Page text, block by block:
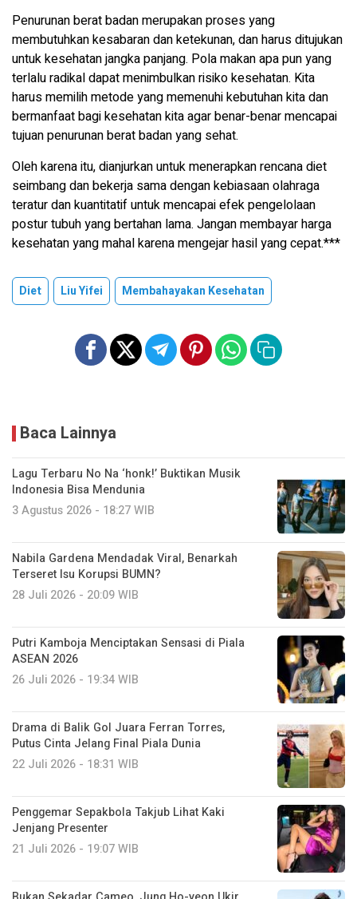
Penurunan berat badan merupakan proses yang
membutuhkan kesabaran dan ketekunan, dan harus ditujukan
untuk kesehatan jangka panjang. Pola makan apa pun yang
terlalu radikal dapat menimbulkan risiko kesehatan. Kita
harus memilih metode yang memenuhi kebutuhan kita dan
bermanfaat bagi kesehatan kita agar benar-benar mencapai
tujuan penurunan berat badan yang sehat.
Oleh karena itu, dianjurkan untuk menerapkan rencana diet
seimbang dan bekerja sama dengan kebiasaan olahraga
teratur dan kuantitatif untuk mencapai efek pengelolaan
postur tubuh yang bertahan lama. Jangan membayar harga
kesehatan yang mahal karena mengejar hasil yang cepat.***
Diet Liu Yifei Membahayakan Kesehatan
Baca Lainnya
Lagu Terbaru No Na ‘honk!’ Buktikan Musik
Indonesia Bisa Mendunia
3 Agustus 2026 - 18:27 WIB
Nabila Gardena Mendadak Viral, Benarkah
Terseret Isu Korupsi BUMN?
28 Juli 2026 - 20:09 WIB
Putri Kamboja Menciptakan Sensasi di Piala
ASEAN 2026
26 Juli 2026 - 19:34 WIB
Drama di Balik Gol Juara Ferran Torres,
Putus Cinta Jelang Final Piala Dunia
22 Juli 2026 - 18:31 WIB
Penggemar Sepakbola Takjub Lihat Kaki
Jenjang Presenter
21 Juli 2026 - 19:07 WIB